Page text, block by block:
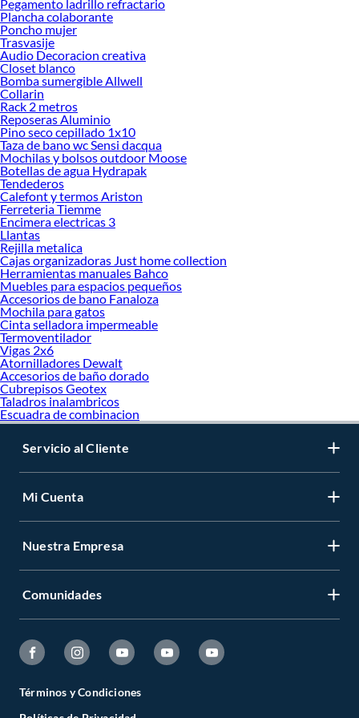
renovación de espacios. ¡Visítanos y descubre todo lo que tenemos para
ofrecerte!
Encuentra una amplia variedad de productos de Trazadores en Sodimac.
Encuentra todo lo necesario para tus proyectos de renovación y decoración.
¡Visítanos y haz tus ideas realidad!
Pegamento ladrillo refractario
Plancha colaborante
Poncho mujer
Trasvasije
Audio Decoracion creativa
Closet blanco
Bomba sumergible Allwell
Collarin
Rack 2 metros
Reposeras Aluminio
Pino seco cepillado 1x10
Taza de bano wc Sensi dacqua
Mochilas y bolsos outdoor Moose
Botellas de agua Hydrapak
Tendederos
Calefont y termos Ariston
Ferreteria Tiemme
Encimera electricas 3
Llantas
Rejilla metalica
Cajas organizadoras Just home collection
Herramientas manuales Bahco
Muebles para espacios pequeños
Accesorios de bano Fanaloza
Mochila para gatos
Cinta selladora impermeable
Termoventilador
Vigas 2x6
Atornilladores Dewalt
Accesorios de baño dorado
Cubrepisos Geotex
Taladros inalambricos
Escuadra de combinacion
Servicio al Cliente
Mi Cuenta
Nuestra Empresa
Comunidades
Términos y Condiciones